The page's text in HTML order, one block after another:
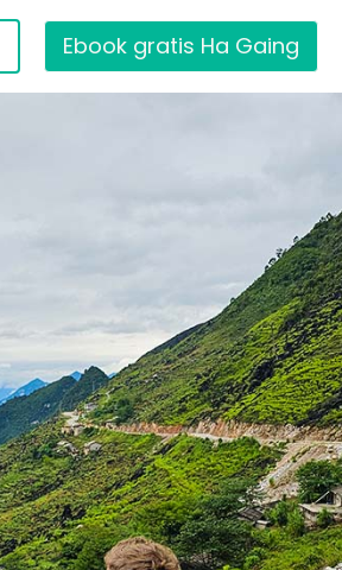
Ebook gratis Ha Gaing